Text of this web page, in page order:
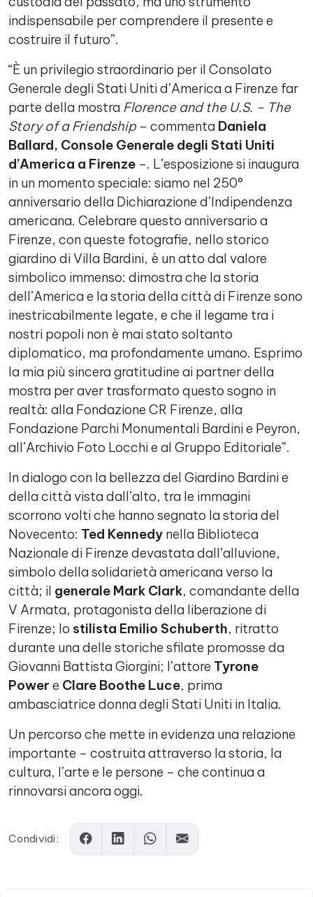
indispensabile per comprendere il presente e
costruire il futuro”.
“È un privilegio straordinario per il Consolato
Generale degli Stati Uniti d’America a Firenze far
parte della mostra Florence and the U.S. – The
Story of a Friendship– commenta Daniela
Ballard, Console Generale degli Stati Uniti
d’America a Firenze –. L’esposizione si inaugura
in un momento speciale: siamo nel 250°
anniversario della Dichiarazione d’Indipendenza
americana. Celebrare questo anniversario a
Firenze, con queste fotografie, nello storico
giardino di Villa Bardini, è un atto dal valore
simbolico immenso: dimostra che la storia
dell’America e la storia della città di Firenze sono
inestricabilmente legate, e che il legame tra i
nostri popoli non è mai stato soltanto
diplomatico, ma profondamente umano. Esprimo
la mia più sincera gratitudine ai partner della
mostra per aver trasformato questo sogno in
realtà: alla Fondazione CR Firenze, alla
Fondazione Parchi Monumentali Bardini e Peyron,
all’Archivio Foto Locchi e al Gruppo Editoriale”.
In dialogo con la bellezza del Giardino Bardini e
della città vista dall’alto, tra le immagini
scorrono volti che hanno segnato la storia del
Novecento: Ted Kennedy nella Biblioteca
Nazionale di Firenze devastata dall’alluvione,
simbolo della solidarietà americana verso la
città; il generale Mark Clark, comandante della
V Armata, protagonista della liberazione di
Firenze; lo stilista Emilio Schuberth, ritratto
durante una delle storiche sfilate promosse da
Giovanni Battista Giorgini; l’attore Tyrone
Power e Clare Boothe Luce, prima
ambasciatrice donna degli Stati Uniti in Italia.
Un percorso che mette in evidenza una relazione
importante – costruita attraverso la storia, la
cultura, l’arte e le persone – che continua a
rinnovarsi ancora oggi.
Condividi: